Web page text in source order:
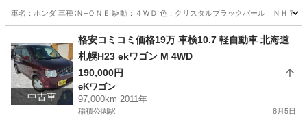
車名：ホンダ 車種∶Ｎ−ＯＮＥ 駆動：４ＷＤ 色：クリスタルブラックパール ＮＨ７
稲積公園駅 N-ONE 預かり金
中古車
格安コミコミ価格19万 車検10.7 軽自動車 北海道
札幌H23 ekワゴン M 4WD
190,000円
eKワゴン
97,000km 2011年
稲積公園駅 8月5日